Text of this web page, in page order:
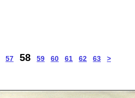
57 58 59 60 61 62 63 >